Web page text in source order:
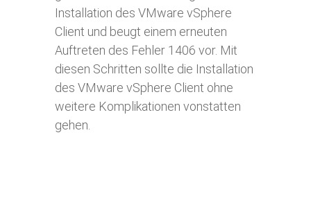
Installation des VMware vSphere
Client und beugt einem erneuten
Auftreten des Fehler 1406 vor. Mit
diesen Schritten sollte die Installation
des VMware vSphere Client ohne
weitere Komplikationen vonstatten
gehen.